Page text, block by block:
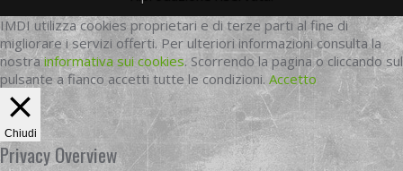
IMDI utilizza cookies proprietari e di terze parti al fine di
migliorare i servizi offerti. Per ulteriori informazioni consulta la
nostrainformativa sui cookies. Scorrendo la pagina o cliccando sul
pulsante a fianco accetti tutte le condizioni. Accetto
Chiudi
Privacy Overview